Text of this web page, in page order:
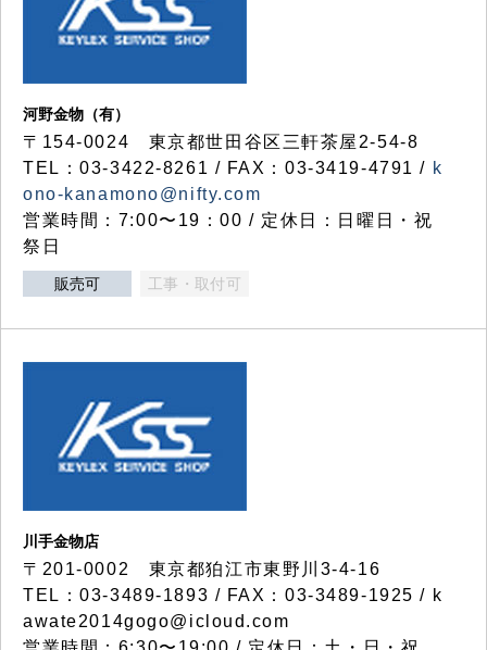
河野金物（有）
〒154-0024 東京都世田谷区三軒茶屋2-54-8
TEL：03-3422-8261 / FAX：03-3419-4791 / k
ono-kanamono@nifty.com
営業時間：7:00〜19：00 / 定休日：日曜日・祝
祭日
販売可 工事・取付可
川手金物店
〒201-0002 東京都狛江市東野川3-4-16
TEL：03-3489-1893 / FAX：03-3489-1925 / k
awate2014gogo@icloud.com